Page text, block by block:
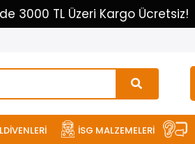
3000 TL Üzeri Kargo Ücretsiz!
İSG MALZEMELERİ